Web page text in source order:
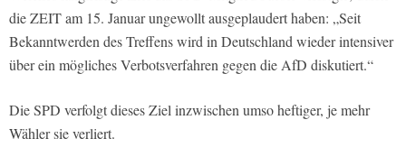
die ZEIT am 15. Januar ungewollt ausgeplaudert haben: „Seit
Bekanntwerden des Treffens wird in Deutschland wieder intensiver
über ein mögliches Verbotsverfahren gegen die AfD diskutiert.“
Die SPD verfolgt dieses Ziel inzwischen umso heftiger, je mehr
Wähler sie verliert.